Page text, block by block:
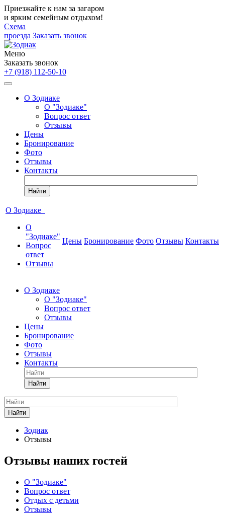
Приезжайте к нам за загаром
и ярким семейным отдыхом!
Схема
проезда Заказать звонок
Меню
Заказать звонок
+7 (918) 112-50-10
О Зодиаке
О "Зодиаке"
Вопрос ответ
Отзывы
Цены
Бронирование
Фото
Отзывы
Контакты
Найти
О Зодиаке
О
"Зодиаке"
Вопрос
ответ
Отзывы
Цены Бронирование Фото Отзывы Контакты
О Зодиаке
О "Зодиаке"
Вопрос ответ
Отзывы
Цены
Бронирование
Фото
Отзывы
Контакты
Найти
Найти
Зодиак
Отзывы
Отзывы наших гостей
О "Зодиаке"
Вопрос ответ
Отдых с детьми
Отзывы